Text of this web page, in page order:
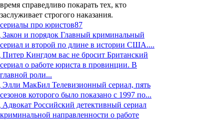
время справедливо покарать тех, кто
заслуживает строгого наказания.
сериалы про юристов87
Закон и порядок Главный криминальный
сериал и второй по длине в истории США....
Питер Кингдом вас не бросит Британский
сериал о работе юриста в провинции. В
главной роли...
Элли МакБил Телевизионный сериал, пять
сезонов которого было показано с 1997 по...
Адвокат Российский детективный сериал
криминальной направленности о работе